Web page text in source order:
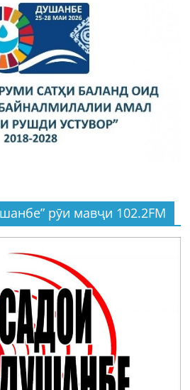
рӯи мавҷи 102.2FM